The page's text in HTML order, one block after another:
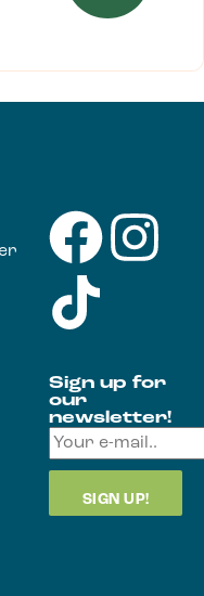
Sign up for
our
newsletter!